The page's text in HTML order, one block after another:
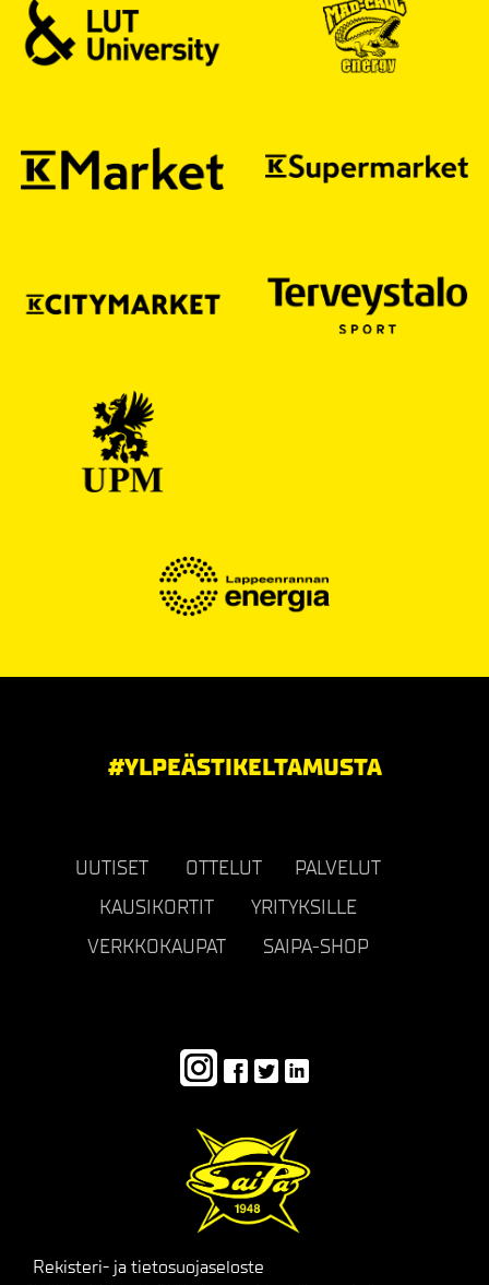
#YLPEÄSTIKELTAMUSTA
UUTISET OTTELUT
PALVELUT
KAUSIKORTIT
YRITYKSILLE
VERKKOKAUPAT
SAIPA-SHOP
Rekisteri- ja tietosuojaseloste